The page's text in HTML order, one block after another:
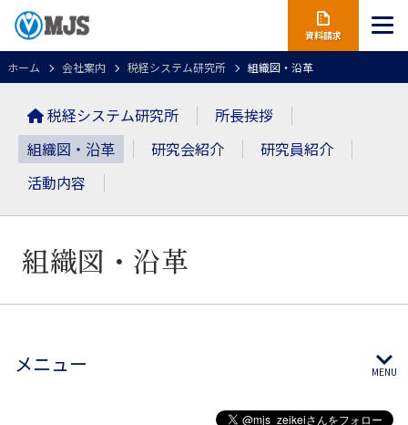
資料請求
ホーム 会社案内 税経システム研究所 組織図・沿革
税経システム研究所
所長挨拶
組織図・沿革
研究会紹介
研究員紹介
活動内容
組織図・沿革
メニュー